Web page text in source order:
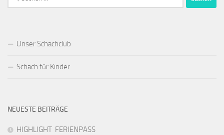
nach:
Unser Schachclub
Schach für Kinder
NEUESTE BEITRÄGE
HIGHLIGHT FERIENPASS